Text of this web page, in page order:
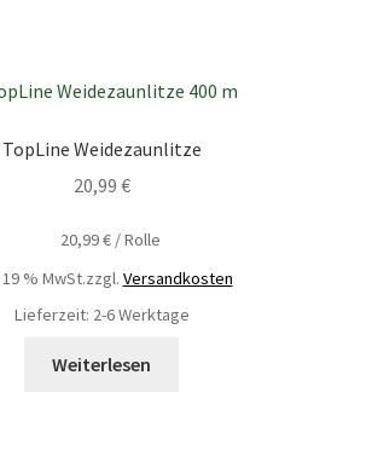
TopLine Weidezaunlitze
20,99 €
20,99€/Rolle
% MwSt.zzgl. Versandkosten
Lieferzeit: 2-6 Werktage
Weiterlesen